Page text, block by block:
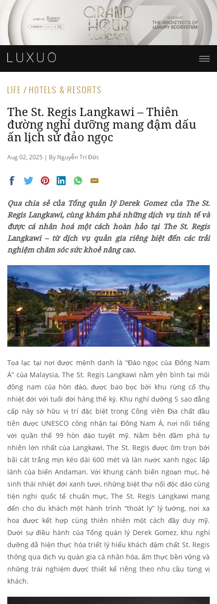
LIFE / HOTELS & RESORTS
The St. Regis Langkawi – Thiên
đường nghỉ dưỡng mang đậm dấu
ấn lịch sử đảo ngọc
Aug 02, 2025 | By Nguyễn Trí Đức
Qua chia sẻ của Tổng quản lý Derek Gomez của The St.
Regis Langkawi, cùng khám phánhững dịch vụ tinh tế và
được cá nhân hoá một cách hoàn hảo tại The St. Regis
Langkawi– từ dịch vụ quản gia riêng biệt đến các trải
nghiệm chăm sóc sức khoẻ nâng cao.
Tọa lạc tại nơi được mệnh danh là “Đảo ngọc của Đông Nam
Á” của Malaysia, The St. Regis Langkawi nằm yên bình tại mũi
đông nam của hòn đảo, được bao bọc bởi khu rừng cổ thụ
nhiệt đới với tuổi đời hàng thế kỷ. Khu nghỉ dưỡng 5 sao đẳng
cấp này sở hữu vị trí đặc biệt trong Công viên Địa chất đầu
tiên được UNESCO công nhận tại Đông Nam Á, nơi nổi tiếng
với quần thể 99 hòn đảo tuyệt mỹ. Nằm bên đầm phá tự
nhiên lớn nhất của Langkawi, The St. Regis được ôm trọn bởi
bãi cát trắng mịn kéo dài 600 mét và làn nước xanh ngọc lấp
lánh của biển Andaman. Với khung cảnh biển ngoạn mục, hệ
sinh thái nhiệt đới xanh tươi, những biệt thự nổi độc đáo cùng
tiện nghi quốc tế chuẩn mực, The St. Regis Langkawi mang
đến cho du khách một hành trình “thoát ly” lý tưởng, nơi xa
hoa được kết hợp cùng thiên nhiên một cách đầy duy mỹ.
Dưới sự điều hành của Tổng quản lý Derek Gomez, khu nghỉ
dưỡng đã hiện thực hóa triết lý hiếu khách đậm chất St. Regis
thông qua dịch vụ quản gia cá nhân hóa, ẩm thực bền vững và
những trải nghiệm được thiết kế riêng theo nhu cầu từng vị
khách.